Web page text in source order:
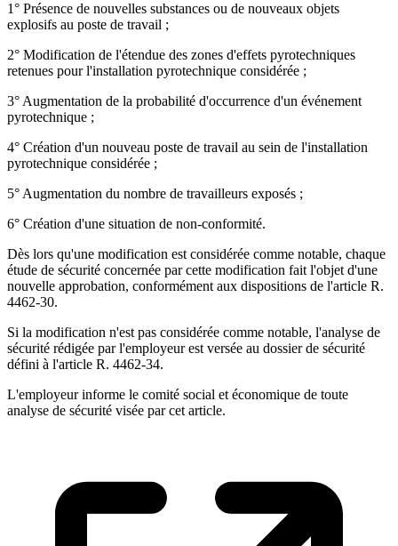
1° Présence de nouvelles substances ou de nouveaux objets
explosifs au poste de travail ;
2° Modification de l'étendue des zones d'effets pyrotechniques
retenues pour l'installation pyrotechnique considérée ;
3° Augmentation de la probabilité d'occurrence d'un événement
pyrotechnique ;
4° Création d'un nouveau poste de travail au sein de l'installation
pyrotechnique considérée ;
5° Augmentation du nombre de travailleurs exposés ;
6° Création d'une situation de non-conformité.
Dès lors qu'une modification est considérée comme notable, chaque
étude de sécurité concernée par cette modification fait l'objet d'une
nouvelle approbation, conformément aux dispositions de l'article R.
4462-30.
Si la modification n'est pas considérée comme notable, l'analyse de
sécurité rédigée par l'employeur est versée au dossier de sécurité
défini à l'article R. 4462-34.
L'employeur informe le comité social et économique de toute
analyse de sécurité visée par cet article.